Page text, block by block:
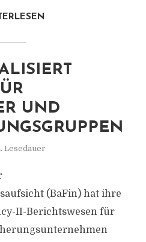
UND
Lesedauer
(BaFin) hat ihre
II-Berichtswesen für